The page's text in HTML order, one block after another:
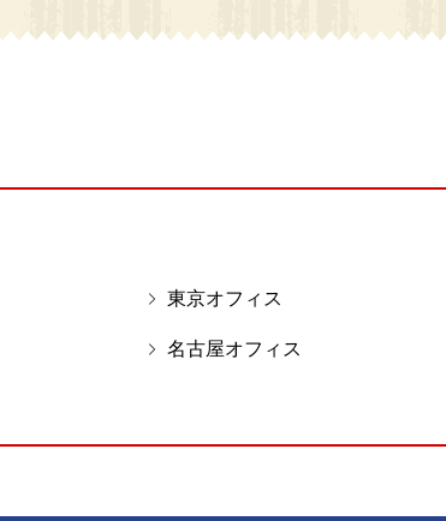
東京オフィス
名古屋オフィス